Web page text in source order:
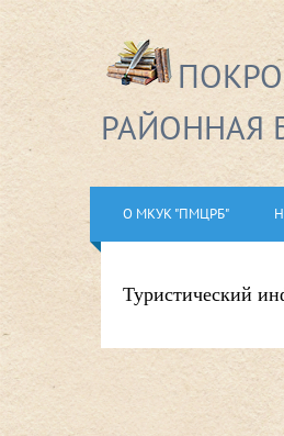
РАЙОННАЯ
О МКУК "ПМЦРБ"
Туристический